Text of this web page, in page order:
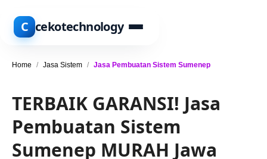
C cekotechnology
Home / Jasa Sistem / Jasa Pembuatan Sistem Sumenep
TERBAIK GARANSI! Jasa
Pembuatan Sistem
Sumenep MURAH Jawa